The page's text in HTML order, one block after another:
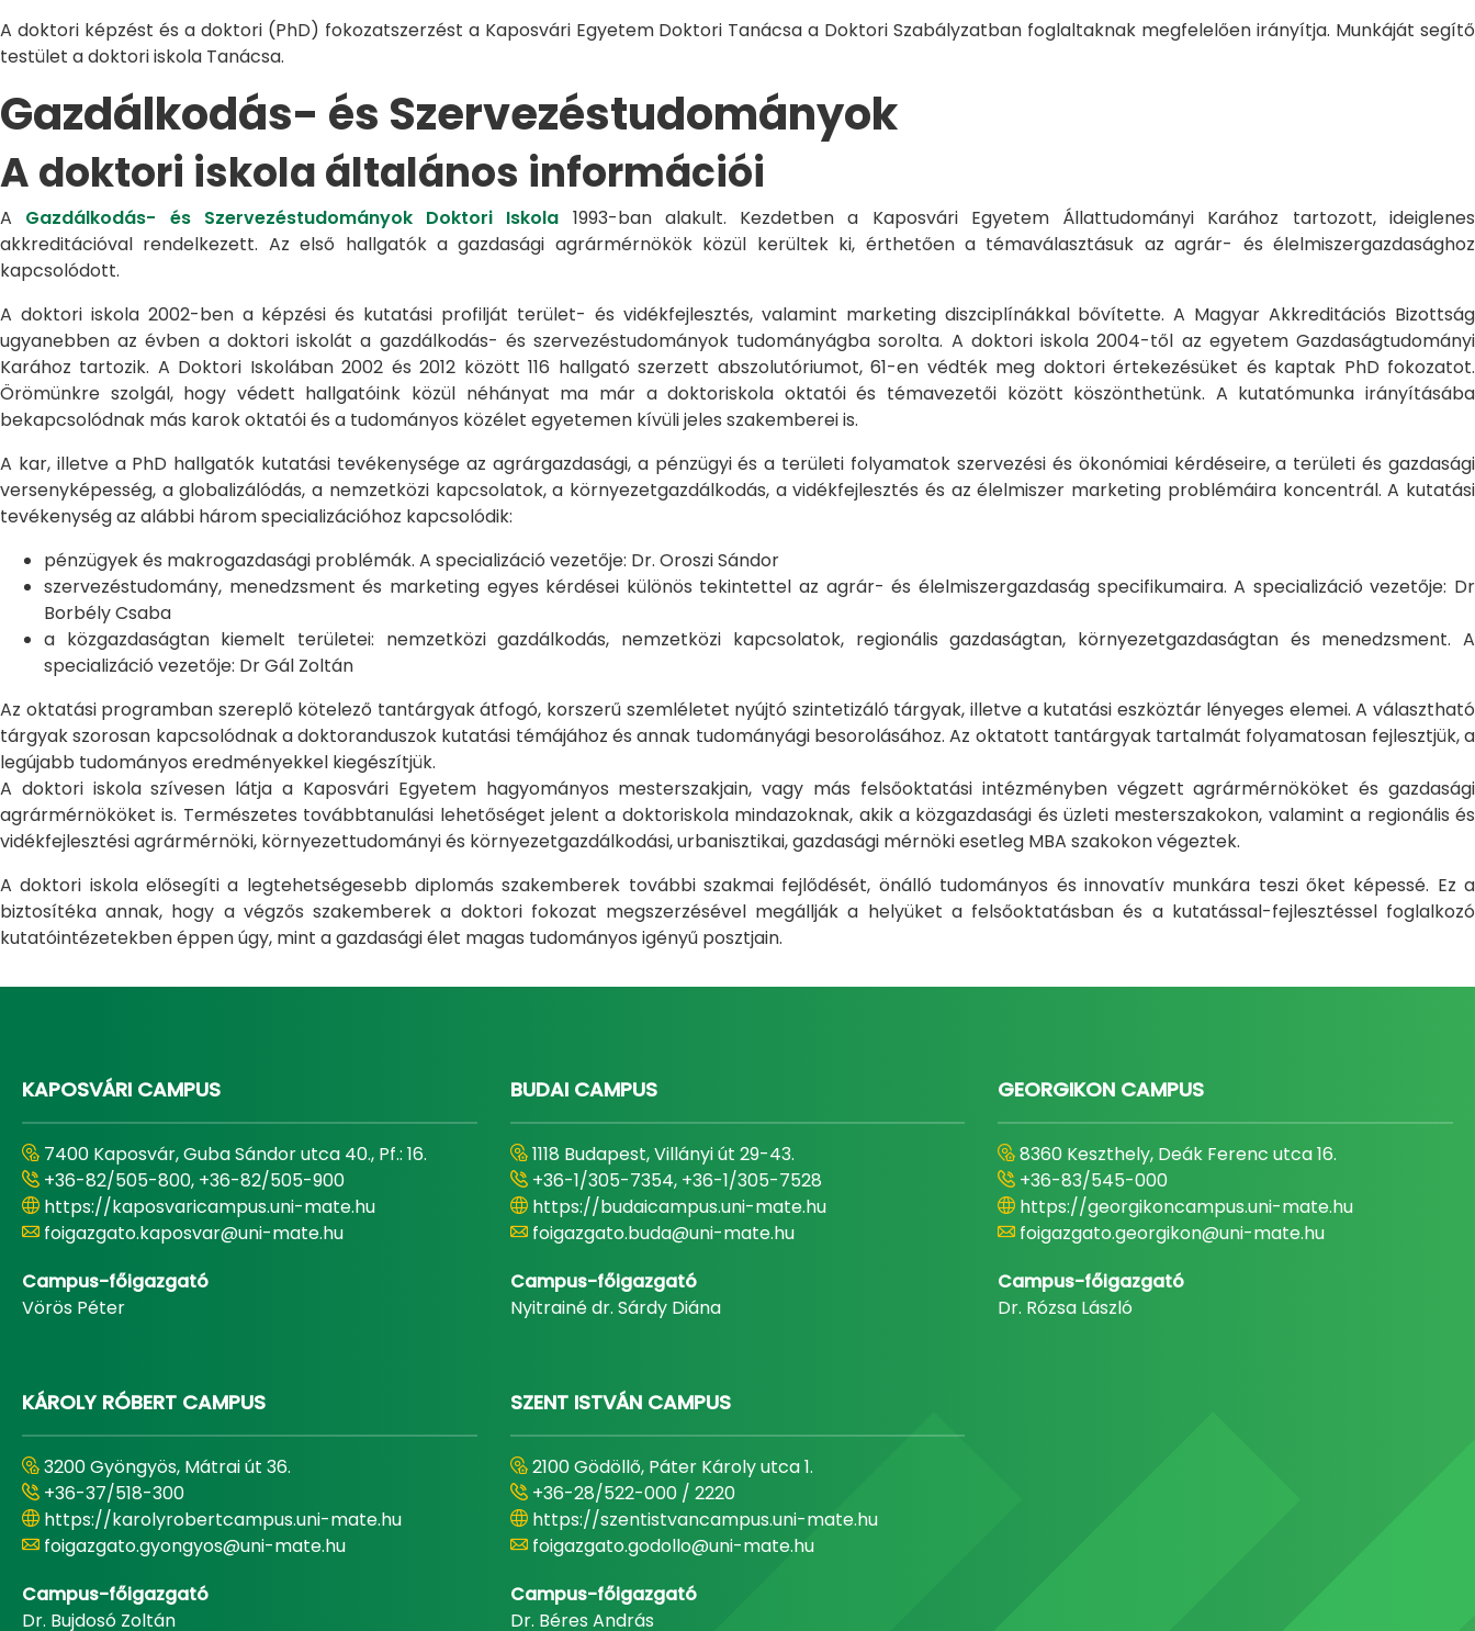
A doktori képzést és a doktori (PhD) fokozatszerzést a Kaposvári Egyetem Doktori Tanácsa a Doktori Szabályzatban foglaltaknak megfelelően irányítja. Munkáját segítő
testület a doktori iskola Tanácsa.
Gazdálkodás- és Szervezéstudományok
A doktori iskola általános információi
A Gazdálkodás- és Szervezéstudományok Doktori Iskola 1993-ban alakult. Kezdetben a Kaposvári Egyetem Állattudományi Karához tartozott, ideiglenes
akkreditációval rendelkezett. Az első hallgatók a gazdasági agrármérnökök közül kerültek ki, érthetően a témaválasztásuk az agrár- és élelmiszergazdasághoz
kapcsolódott.
A doktori iskola 2002-ben a képzési és kutatási profilját terület- és vidékfejlesztés, valamint marketing diszciplínákkal bővítette. A Magyar Akkreditációs Bizottság
ugyanebben az évben a doktori iskolát a gazdálkodás- és szervezéstudományok tudományágba sorolta. A doktori iskola 2004-től az egyetem Gazdaságtudományi
Karához tartozik. A Doktori Iskolában 2002 és 2012 között 116 hallgató szerzett abszolutóriumot, 61-en védték meg doktori értekezésüket és kaptak PhD fokozatot.
Örömünkre szolgál, hogy védett hallgatóink közül néhányat ma már a doktoriskola oktatói és témavezetői között köszönthetünk. A kutatómunka irányításába
bekapcsolódnak más karok oktatói és a tudományos közélet egyetemen kívüli jeles szakemberei is.
A kar, illetve a PhD hallgatók kutatási tevékenysége az agrárgazdasági, a pénzügyi és a területi folyamatok szervezési és ökonómiai kérdéseire, a területi és gazdasági
versenyképesség, a globalizálódás, a nemzetközi kapcsolatok, a környezetgazdálkodás, a vidékfejlesztés és az élelmiszer marketing problémáira koncentrál. A kutatási
tevékenység az alábbi három specializációhoz kapcsolódik:
pénzügyek és makrogazdasági problémák. A specializáció vezetője: Dr. Oroszi Sándor
szervezéstudomány, menedzsment és marketing egyes kérdései különös tekintettel az agrár- és élelmiszergazdaság specifikumaira. A specializáció vezetője: Dr
Borbély Csaba
a közgazdaságtan kiemelt területei: nemzetközi gazdálkodás, nemzetközi kapcsolatok, regionális gazdaságtan, környezetgazdaságtan és menedzsment. A
specializáció vezetője: Dr Gál Zoltán
Az oktatási programban szereplő kötelező tantárgyak átfogó, korszerű szemléletet nyújtó szintetizáló tárgyak, illetve a kutatási eszköztár lényeges elemei. A választható
tárgyak szorosan kapcsolódnak a doktoranduszok kutatási témájához és annak tudományági besorolásához. Az oktatott tantárgyak tartalmát folyamatosan fejlesztjük, a
legújabb tudományos eredményekkel kiegészítjük.
A doktori iskola szívesen látja a Kaposvári Egyetem hagyományos mesterszakjain, vagy más felsőoktatási intézményben végzett agrármérnököket és gazdasági
agrármérnököket is. Természetes továbbtanulási lehetőséget jelent a doktoriskola mindazoknak, akik a közgazdasági és üzleti mesterszakokon, valamint a regionális és
vidékfejlesztési agrármérnöki, környezettudományi és környezetgazdálkodási, urbanisztikai, gazdasági mérnöki esetleg MBA szakokon végeztek.
A doktori iskola elősegíti a legtehetségesebb diplomás szakemberek további szakmai fejlődését, önálló tudományos és innovatív munkára teszi őket képessé. Ez a
biztosítéka annak, hogy a végzős szakemberek a doktori fokozat megszerzésével megállják a helyüket a felsőoktatásban és a kutatással-fejlesztéssel foglalkozó
kutatóintézetekben éppen úgy, mint a gazdasági élet magas tudományos igényű posztjain.
KAPOSVÁRI CAMPUS
7400 Kaposvár, Guba Sándor utca 40., Pf.: 16.
+36-82/505-800, +36-82/505-900
https://kaposvaricampus.uni-mate.hu
foigazgato.kaposvar@uni-mate.hu
Campus-főigazgató
Vörös Péter
BUDAI CAMPUS
1118 Budapest, Villányi út 29-43.
+36-1/305-7354, +36-1/305-7528
https://budaicampus.uni-mate.hu
foigazgato.buda@uni-mate.hu
Campus-főigazgató
Nyitrainé dr. Sárdy Diána
GEORGIKON CAMPUS
8360 Keszthely, Deák Ferenc utca 16.
+36-83/545-000
https://georgikoncampus.uni-mate.hu
foigazgato.georgikon@uni-mate.hu
Campus-főigazgató
Dr. Rózsa László
KÁROLY RÓBERT CAMPUS
3200 Gyöngyös, Mátrai út 36.
+36-37/518-300
https://karolyrobertcampus.uni-mate.hu
foigazgato.gyongyos@uni-mate.hu
Campus-főigazgató
Dr. Bujdosó Zoltán
SZENT ISTVÁN CAMPUS
2100 Gödöllő, Páter Károly utca 1.
+36-28/522-000 / 2220
https://szentistvancampus.uni-mate.hu
foigazgato.godollo@uni-mate.hu
Campus-főigazgató
Dr. Béres András